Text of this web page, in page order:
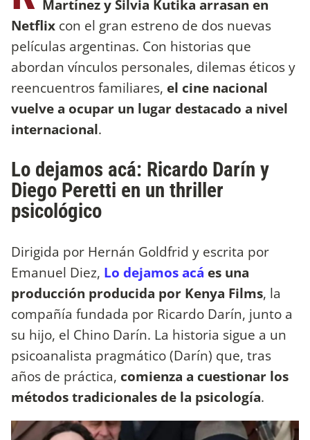
Martínez y Silvia Kutika arrasan en
Netflix con el gran estreno de dos nuevas
películas argentinas. Con historias que
abordan vínculos personales, dilemas éticos y
reencuentros familiares, el cine nacional
vuelve a ocupar un lugar destacado a nivel
internacional.
Lo dejamos acá: Ricardo Darín y
Diego Peretti en un thriller
psicológico
Dirigida por Hernán Goldfrid y escrita por
Emanuel Diez, Lo dejamos acá es una
producción producida por Kenya Films, la
compañía fundada por Ricardo Darín, junto a
su hijo, el Chino Darín. La historia sigue a un
psicoanalista pragmático (Darín) que, tras
años de práctica, comienza a cuestionar los
métodos tradicionales de la psicología.